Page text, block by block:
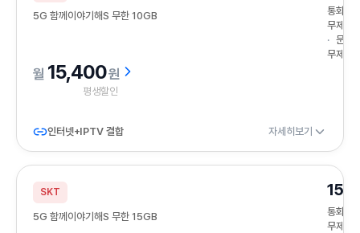
5G 함께이야기해S 무한 10GB
통화
무제한
문자
무제한
15,400원
평생할인
인터넷+IPTV 결합 자세히보기
SKT
5G 함께이야기해S 무한 15GB
통화
무제한